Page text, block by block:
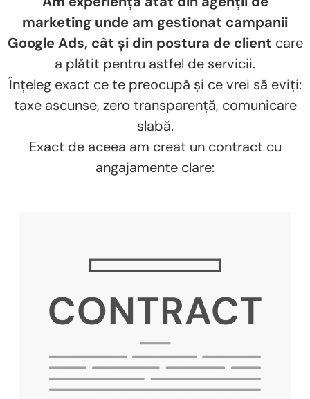
marketing unde am gestionat campanii
Google Ads, cât și din postura de client care
a plătit pentru astfel de servicii.
Înțeleg exact ce te preocupă și ce vrei să eviți:
taxe ascunse, zero transparență, comunicare
slabă.
Exact de aceea am creat un contract cu
angajamente clare: